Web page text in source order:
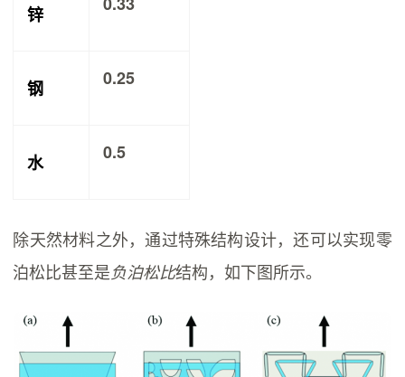
锌
钢 0.25
水 0.5
除天然材料之外，通过特殊结构设计，还可以实现零
泊松比甚至是负泊松比结构，如下图所示。